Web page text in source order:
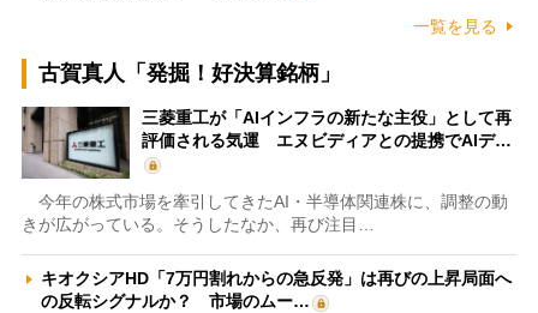
一覧を見る
古賀真人「発掘！好決算銘柄」
三菱重工が「AIインフラの新たな主役」として再
評価される気運 エヌビディアとの提携でAIデ…
今年の株式市場を牽引してきたAI・半導体関連株に、調整の動
きが広がっている。そうしたなか、再び注目…
キオクシアHD「7万円割れからの急反発」は再びの上昇局面へ
の反転シグナルか？ 市場のムー…